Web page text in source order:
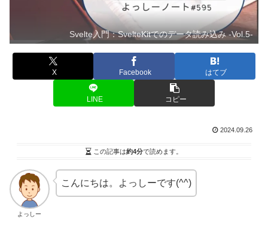
Svelte入門：SvelteKitでのデータ読み込み -Vol.5-
X Facebook はてブ
LINE コピー
2024.09.26
この記事は約4分で読めます。
よっしー
こんにちは。よっしーです(^^)